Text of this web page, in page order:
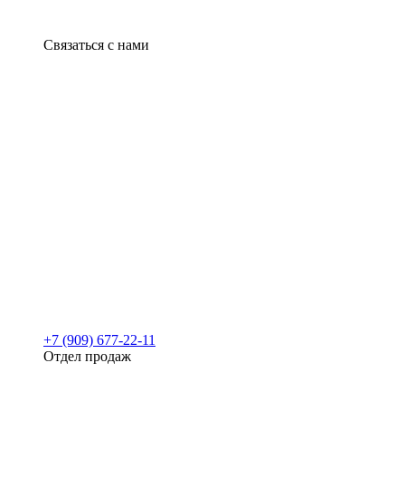
Связаться с нами
+7 (909) 677-22-11
Отдел продаж